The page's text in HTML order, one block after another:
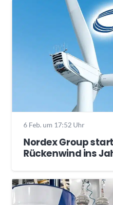
6 Feb. um 17:52 Uhr
Nordex Group
Rückenwind ins